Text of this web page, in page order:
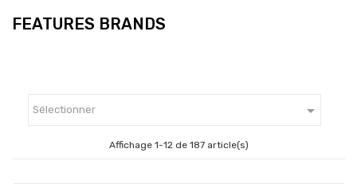
FEATURES BRANDS
Sélectionner 
Affichage 1-12 de 187 article(s)